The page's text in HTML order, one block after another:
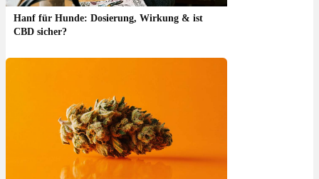
Hanf für Hunde: Dosierung, Wirkung & ist
CBD sicher?